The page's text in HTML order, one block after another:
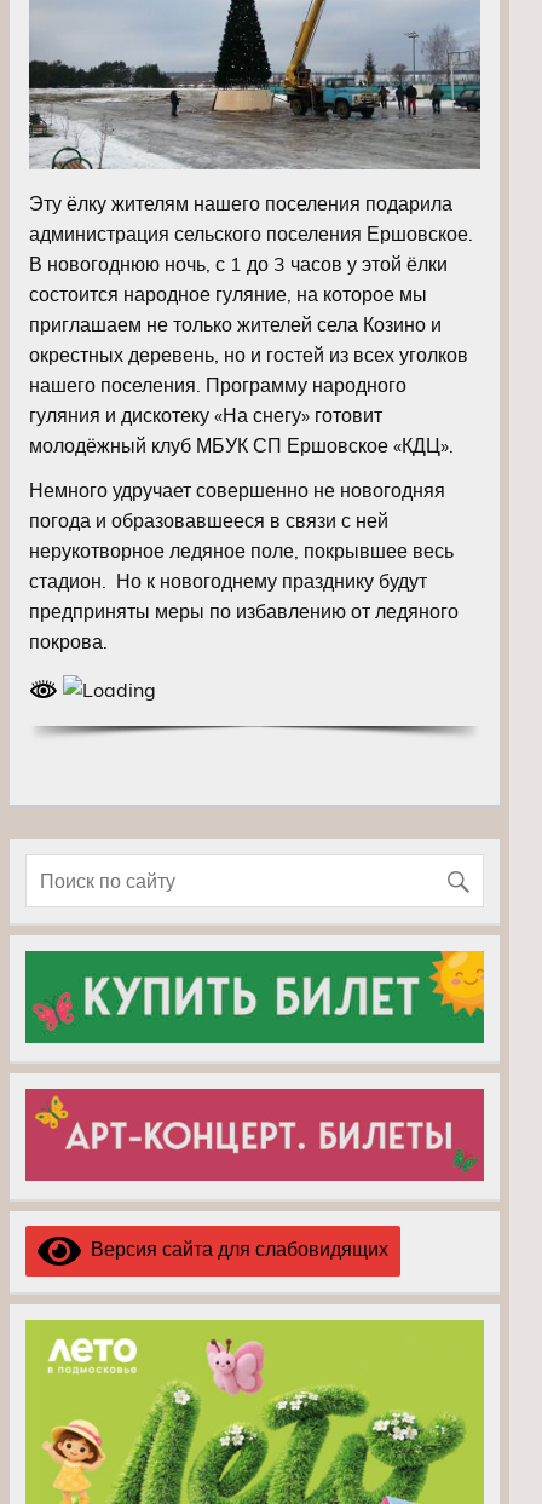
Эту ёлку жителям нашего поселения подарила
администрация сельского поселения Ершовское.
В новогоднюю ночь, с 1 до 3 часов у этой ёлки
состоится народное гуляние, на которое мы
приглашаем не только жителей села Козино и
окрестных деревень, но и гостей из всех уголков
нашего поселения. Программу народного
гуляния и дискотеку «На снегу» готовит
молодёжный клуб МБУК СП Ершовское «КДЦ».
Немного удручает совершенно не новогодняя
погода и образовавшееся в связи с ней
нерукотворное ледяное поле, покрывшее весь
стадион. Но к новогоднему празднику будут
предприняты меры по избавлению от ледяного
покрова.
Версия сайта для слабовидящих